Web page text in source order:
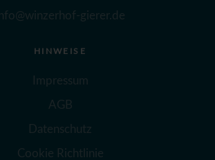
info@winzerhof-gierer.de
HINWEISE
Impressum
AGB
Datenschutz
Cookie Richtlinie